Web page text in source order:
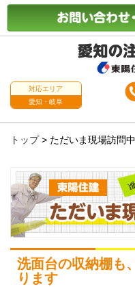
対応エリア
愛知・岐阜
トップ> ただいま現場訪問
洗面台の収納棚も
ります